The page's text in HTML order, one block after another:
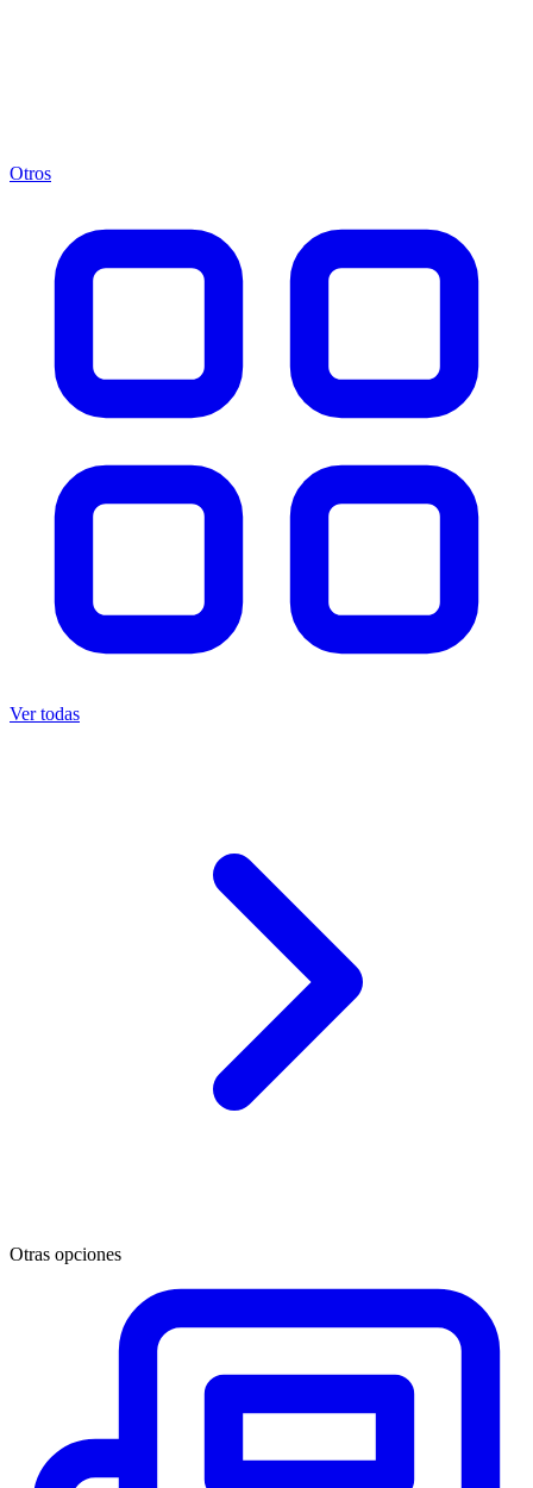
Otros
Ver todas
Otras opciones